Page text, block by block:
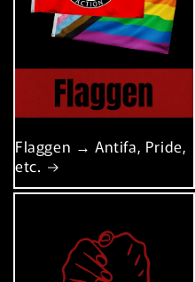
Flaggen → Antifa, Pride,
etc.